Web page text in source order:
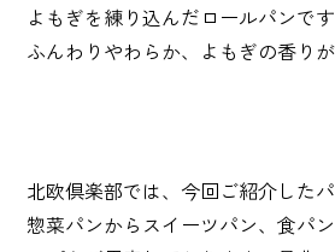
よもぎを練り込んだロールパンです
ふんわりやわらか、よもぎの香り
北欧倶楽部では、今回ご紹介した
惣菜パンからスイーツパン、食パ